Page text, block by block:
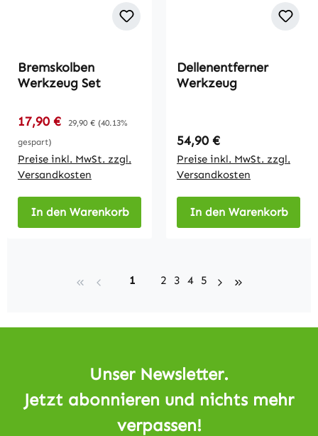
Bremskolben
Werkzeug Set
Verkaufspreis:
17,90 € Regulärer Preis:
29,90 € (40.13%
gespart)
Preise inkl. MwSt. zzgl.
Versandkosten
In den Warenkorb
Dellenentferner
Werkzeug
Regulärer Preis:
54,90 €
Preise inkl. MwSt. zzgl.
Versandkosten
In den Warenkorb
Seite
1 Seite
2 Seite
3 Seite
4 Seite
5
Unser Newsletter.
Jetzt abonnieren und nichts mehr
verpassen!